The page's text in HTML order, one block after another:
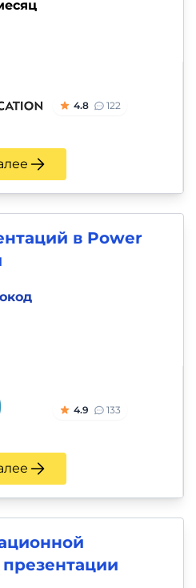
4.8 122
в Power
4.9 133